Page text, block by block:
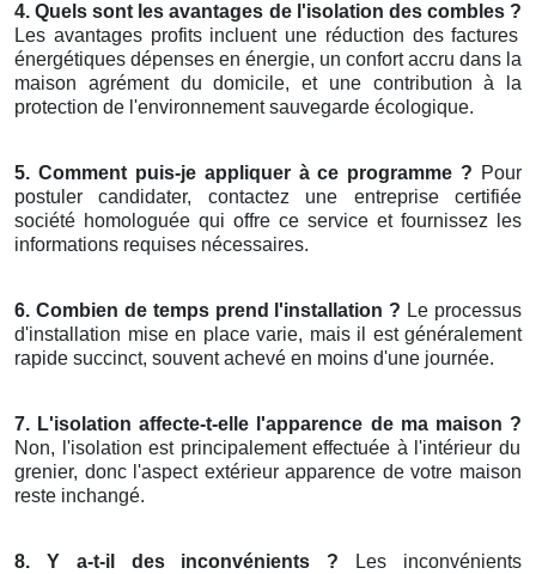
4. Quels sont les avantages de l'isolation des combles ?
Les avantages profits incluent une réduction des factures
énergétiques dépenses en énergie, un confort accru dans la
maison agrément du domicile, et une contribution à la
protection de l'environnement sauvegarde écologique.
5. Comment puis-je appliquer à ce programme ? Pour
postuler candidater, contactez une entreprise certifiée
société homologuée qui offre ce service et fournissez les
informations requises nécessaires.
6. Combien de temps prend l'installation ? Le processus
d'installation mise en place varie, mais il est généralement
rapide succinct, souvent achevé en moins d'une journée.
7. L'isolation affecte-t-elle l'apparence de ma maison ?
Non, l'isolation est principalement effectuée à l'intérieur du
grenier, donc l'aspect extérieur apparence de votre maison
reste inchangé.
8. Y a-t-il des inconvénients ? Les inconvénients